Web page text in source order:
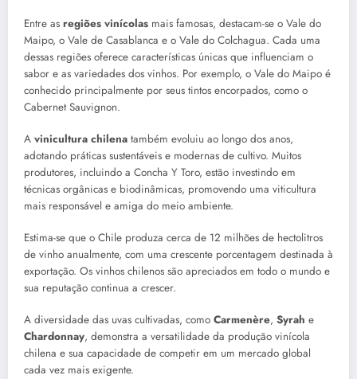
Entre as regiões vinícolas mais famosas, destacam-se o Vale do
Maipo, o Vale de Casablanca e o Vale do Colchagua. Cada uma
dessas regiões oferece características únicas que influenciam o
sabor e as variedades dos vinhos. Por exemplo, o Vale do Maipo é
conhecido principalmente por seus tintos encorpados, como o
Cabernet Sauvignon.
A vinicultura chilena também evoluiu ao longo dos anos,
adotando práticas sustentáveis e modernas de cultivo. Muitos
produtores, incluindo a Concha Y Toro, estão investindo em
técnicas orgânicas e biodinâmicas, promovendo uma viticultura
mais responsável e amiga do meio ambiente.
Estima-se que o Chile produza cerca de 12 milhões de hectolitros
de vinho anualmente, com uma crescente porcentagem destinada à
exportação. Os vinhos chilenos são apreciados em todo o mundo e
sua reputação continua a crescer.
A diversidade das uvas cultivadas, como Carmenère, Syrah e
Chardonnay, demonstra a versatilidade da produção vinícola
chilena e sua capacidade de competir em um mercado global
cada vez mais exigente.